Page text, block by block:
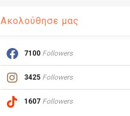
Ακολούθησε μας
7100 Followers
3425 Followers
1607 Followers